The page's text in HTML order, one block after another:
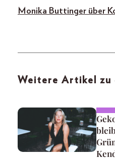
Monika Buttinger über
Weitere Artikel zu